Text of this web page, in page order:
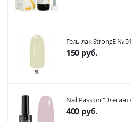
Гель лак StrongE №
150 руб.
Nail Passion
400 руб.